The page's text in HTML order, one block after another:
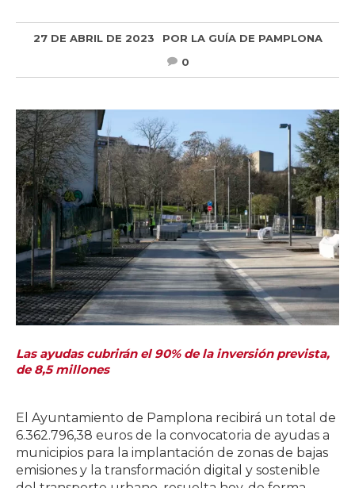
27 DE ABRIL DE 2023 POR LA GUÍA DE PAMPLONA
0
Las ayudas cubrirán el 90% de la inversión prevista,
de 8,5 millones
El Ayuntamiento de Pamplona recibirá un total de
6.362.796,38 euros de la convocatoria de ayudas a
municipios para la implantación de zonas de bajas
emisiones y la transformación digital y sostenible